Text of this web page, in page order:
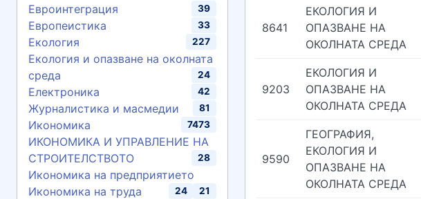
Евроинтеграция 39
Европеистика 33
Екология 227
Екология и опазване на околната
среда
24
Електроника 42
Журналистика и масмедии 81
Икономика 7473
ИКОНОМИКА И УПРАВЛЕНИЕ НА
СТРОИТЕЛСТВОТО
28
Икономика на предприятието
21
Икономика на труда 24
8641
ЕКОЛОГИЯ И
ОПАЗВАНЕ НА
ОКОЛНАТА СРЕДА
9203
ЕКОЛОГИЯ И
ОПАЗВАНЕ НА
ОКОЛНАТА СРЕДА
9590
ГЕОГРАФИЯ,
ЕКОЛОГИЯ И
ОПАЗВАНЕ НА
ОКОЛНАТА СРЕДА